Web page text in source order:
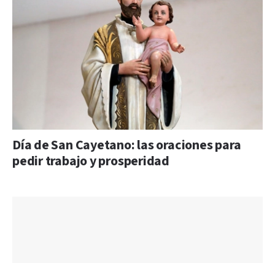
Día de San Cayetano: las oraciones para
pedir trabajo y prosperidad